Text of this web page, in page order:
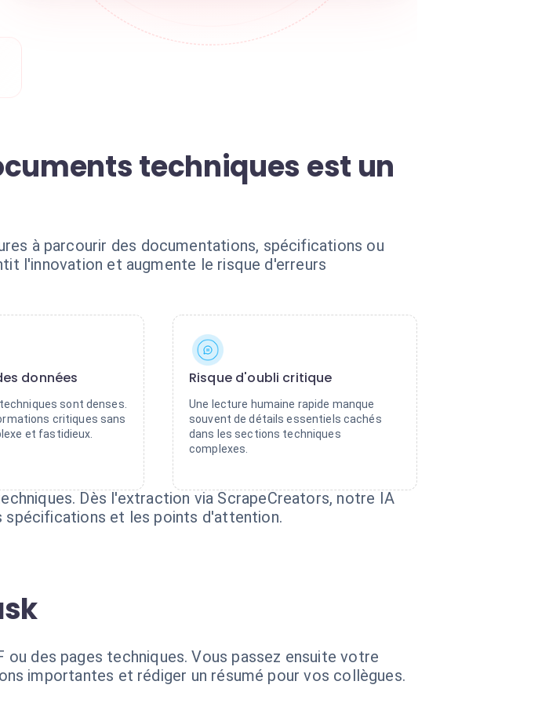
techniques est un
à parcourir des documentations, spécifications ou
l'innovation et augmente le risque d'erreurs
données
sont denses.
critiques sans
et fastidieux.
Risque d'oubli critique
Une lecture humaine rapide manque
souvent de détails essentiels cachés
dans les sections techniques
complexes.
Dès l'extraction via ScrapeCreators, notre IA
spécifications et les points d'attention.
des pages techniques. Vous passez ensuite votre
importantes et rédiger un résumé pour vos collègues.